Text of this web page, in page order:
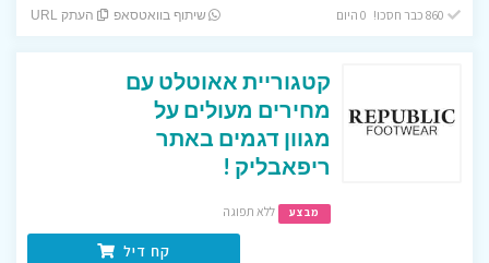
שיתוף בוואטסאפ העתק URL
קטגוריית אאוטלט עם
מחירים מעולים על
מגוון דגמים באתר
ריפאבליק !
מבצע ללא תפוגה
קח דיל